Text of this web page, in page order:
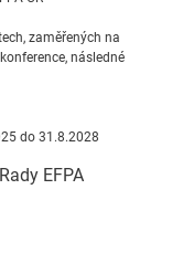
zaměřených na
následné
do 31.8.2028
EFPA